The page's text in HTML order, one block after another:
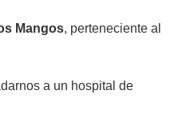
Mangos, perteneciente al
a un hospital de